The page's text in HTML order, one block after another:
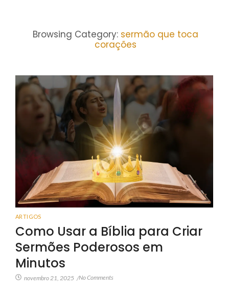
Browsing Category: sermão que toca
corações
ARTIGOS
Como Usar a Bíblia para Criar
Sermões Poderosos em
Minutos
novembro 21, 2025 /No Comments